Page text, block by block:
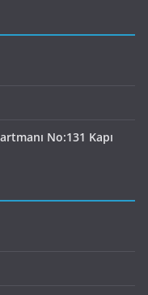
No:131 Kapı